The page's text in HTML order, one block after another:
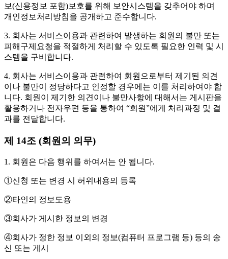
보(신용정보 포함)보호를 위해 보안시스템을 갖추어야 하며
개인정보처리방침을 공개하고 준수합니다.
3. 회사는 서비스이용과 관련하여 발생하는 회원의 불만 또는
피해구제요청을 적절하게 처리할 수 있도록 필요한 인력 및 시
스템을 구비합니다.
4. 회사는 서비스이용과 관련하여 회원으로부터 제기된 의견
이나 불만이 정당하다고 인정할 경우에는 이를 처리하여야 합
니다. 회원이 제기한 의견이나 불만사항에 대해서는 게시판을
활용하거나 전자우편 등을 통하여 “회원”에게 처리과정 및 결
과를 전달합니다.
제 14조 (회원의 의무)
1. 회원은 다음 행위를 하여서는 안 됩니다.
①신청 또는 변경 시 허위내용의 등록
②타인의 정보도용
③회사가 게시한 정보의 변경
④회사가 정한 정보 이외의 정보(컴퓨터 프로그램 등) 등의 송
신 또는 게시